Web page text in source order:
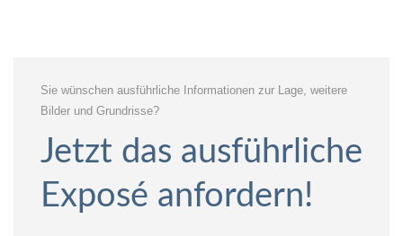
Sie wünschen ausführliche Informationen zur Lage, weitere
Bilder und Grundrisse?
Jetzt das ausführliche
Exposé anfordern!